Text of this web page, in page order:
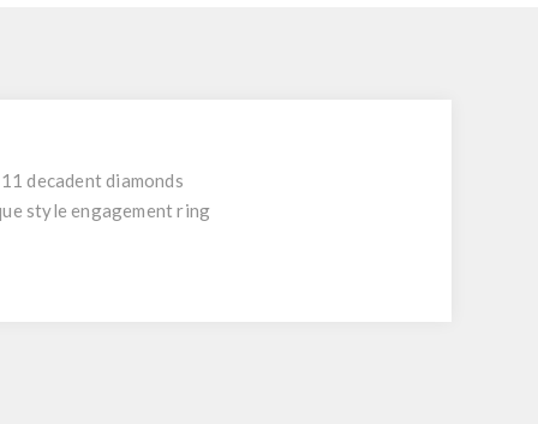
decadent diamonds
style engagement ring